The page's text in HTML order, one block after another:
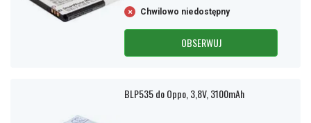
Chwilowo niedostępny
OBSERWUJ
BLP535 do Oppo, 3,8V, 3100mAh